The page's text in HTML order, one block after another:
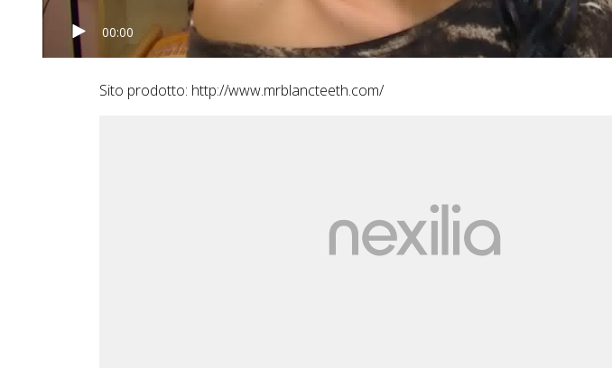
00:00
Sito prodotto: http://www.mrblancteeth.com/